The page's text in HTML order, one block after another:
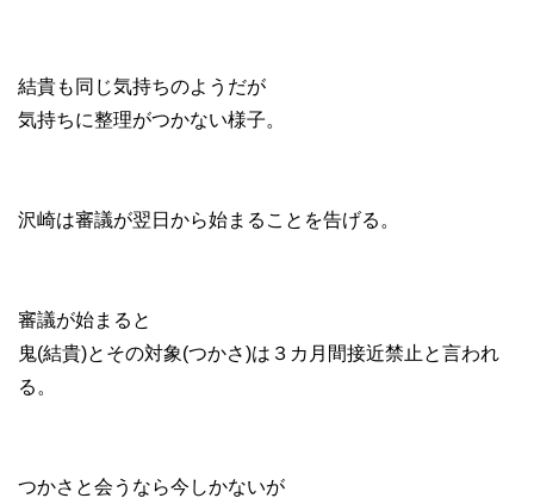
結貴も同じ気持ちのようだが
気持ちに整理がつかない様子。
沢崎は審議が翌日から始まることを告げる。
審議が始まると
鬼(結貴)とその対象(つかさ)は３カ月間接近禁止と言われ
る。
つかさと会うなら今しかないが